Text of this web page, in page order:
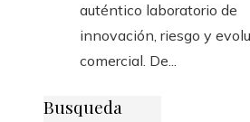
auténtico laboratorio de
innovación, riesgo y
comercial. De...
Busqueda